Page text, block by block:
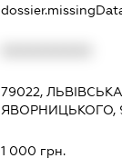
79022,
ЯВОРНИЦЬКОГО,
1 000 грн.